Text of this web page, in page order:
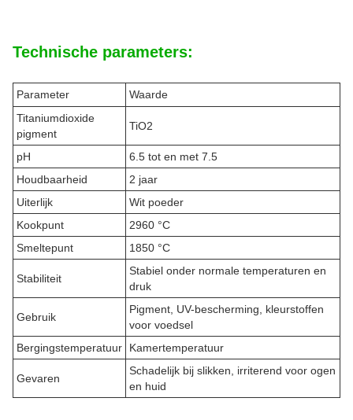
Technische parameters:
Parameter
Waarde
Titaniumdioxide
pigment
TiO2
pH
6.5 tot en met 7.5
Houdbaarheid
2 jaar
Uiterlijk
Wit poeder
Kookpunt
2960 °C
Smeltepunt
1850 °C
Stabiliteit
Stabiel onder normale temperaturen en
druk
Gebruik
Pigment, UV-bescherming, kleurstoffen
voor voedsel
Bergingstemperatuur
Kamertemperatuur
Gevaren
Schadelijk bij slikken, irriterend voor ogen
en huid